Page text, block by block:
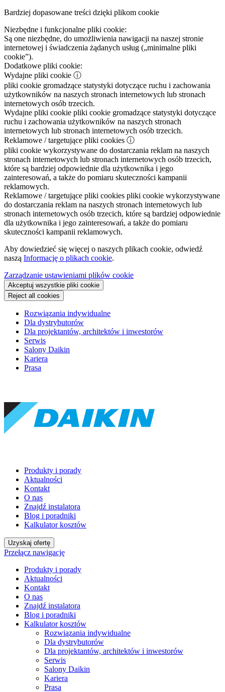
Bardziej dopasowane treści dzięki plikom cookie
Niezbędne i funkcjonalne pliki cookie:
Są one niezbędne, do umożliwienia nawigacji na naszej stronie
internetowej i świadczenia żądanych usług („minimalne pliki
cookie”).
Dodatkowe pliki cookie:
Wydajne pliki cookie ⓘ
pliki cookie gromadzące statystyki dotyczące ruchu i zachowania
użytkowników na naszych stronach internetowych lub stronach
internetowych osób trzecich.
Wydajne pliki cookie pliki cookie gromadzące statystyki dotyczące
ruchu i zachowania użytkowników na naszych stronach
internetowych lub stronach internetowych osób trzecich.
Reklamowe / targetujące pliki cookies ⓘ
pliki cookie wykorzystywane do dostarczania reklam na naszych
stronach internetowych lub stronach internetowych osób trzecich,
które są bardziej odpowiednie dla użytkownika i jego
zainteresowań, a także do pomiaru skuteczności kampanii
reklamowych.
Reklamowe / targetujące pliki cookies pliki cookie wykorzystywane
do dostarczania reklam na naszych stronach internetowych lub
stronach internetowych osób trzecich, które są bardziej odpowiednie
dla użytkownika i jego zainteresowań, a także do pomiaru
skuteczności kampanii reklamowych.
Aby dowiedzieć się więcej o naszych plikach cookie, odwiedź
naszą Informację o plikach cookie.
Zarządzanie ustawieniami plików cookie
Akceptuj wszystkie pliki cookie
Reject all cookies
Rozwiązania indywidualne
Dla dystrybutorów
Dla projektantów, architektów i inwestorów
Serwis
Salony Daikin
Kariera
Prasa
Produkty i porady
Aktualności
Kontakt
O nas
Znajdź instalatora
Blog i poradniki
Kalkulator kosztów
Uzyskaj ofertę
Przełącz nawigację
Produkty i porady
Aktualności
Kontakt
O nas
Znajdź instalatora
Blog i poradniki
Kalkulator kosztów
Rozwiązania indywidualne
Dla dystrybutorów
Dla projektantów, architektów i inwestorów
Serwis
Salony Daikin
Kariera
Prasa